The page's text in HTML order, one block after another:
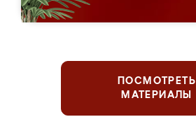
ПОСМОТРЕТЬ
МАТЕРИАЛЫ